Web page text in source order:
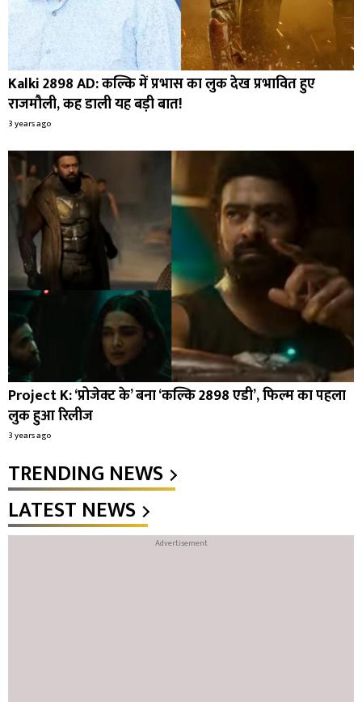
Kalki 2898 AD: कल्कि में प्रभास का लुक देख प्रभावित हुए
राजमौली, कह डाली यह बड़ी बात!
3 years ago
Project K: ‘प्रोजेक्ट के’ बना ‘कल्कि 2898 एडी’, फिल्म का पहला
लुक हुआ रिलीज
3 years ago
TRENDING NEWS
LATEST NEWS